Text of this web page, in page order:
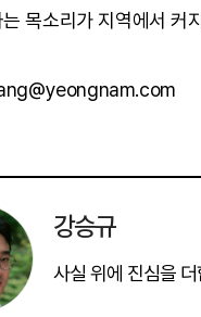
목소리가 지역에서 커
강승규
사실 위에 진심을